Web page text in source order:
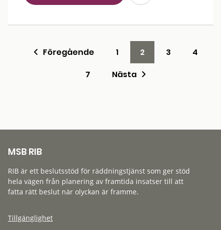
Föregående 1 2 3
4
7
Nästa
MSB RIB
RIB är ett beslutsstöd för räddningstjänst som ger stöd
hela vägen från planering av framtida insatser till att
fatta rätt beslut när olyckan är framme.
Tillgänglighet